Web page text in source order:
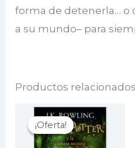
forma de detenerla… o
a su mundo– para
Productos relacionados
¡Oferta!
¡Oferta!